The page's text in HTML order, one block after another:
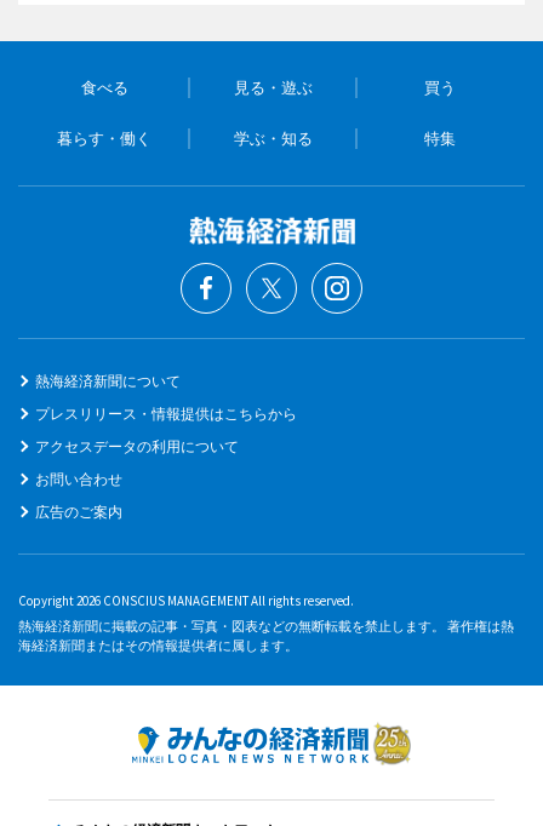
食べる 見る・遊ぶ 買う
暮らす・働く 学ぶ・知る 特集
熱海経済新聞について
プレスリリース・情報提供はこちらから
アクセスデータの利用について
お問い合わせ
広告のご案内
Copyright 2026 CONSCIUS MANAGEMENT All rights reserved.
熱海経済新聞に掲載の記事・写真・図表などの無断転載を禁止します。 著作権は熱
海経済新聞またはその情報提供者に属します。